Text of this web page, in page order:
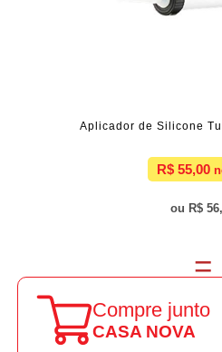
Aplicador de Silicone
R$ 55,00
R$
Compre junto
CASA NOVA